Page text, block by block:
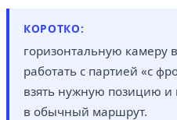
КОРОТКО:
горизонтальную камеру
работать с партией «с
взять нужную позицию и
в обычный маршрут.